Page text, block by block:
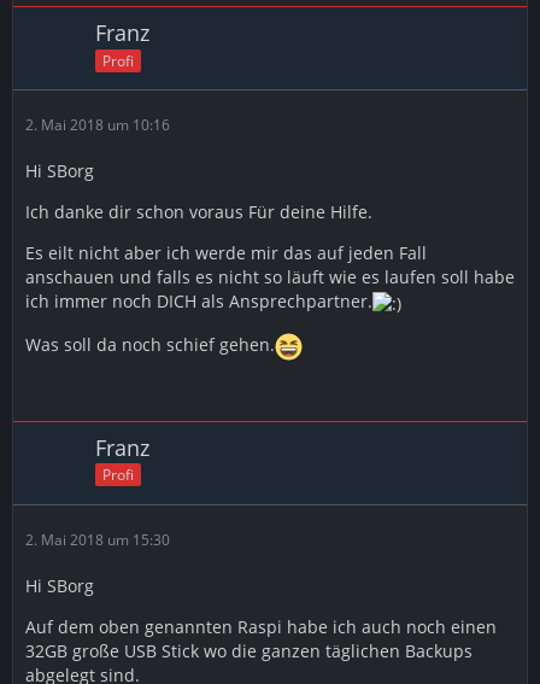
Franz
Profi
2. Mai 2018 um 10:16
Hi SBorg
Ich danke dir schon voraus Für deine Hilfe.
Es eilt nicht aber ich werde mir das auf jeden Fall
anschauen und falls es nicht so läuft wie es laufen soll habe
ich immer noch DICH als Ansprechpartner.
Was soll da noch schief gehen.
Franz
Profi
2. Mai 2018 um 15:30
Hi SBorg
Auf dem oben genannten Raspi habe ich auch noch einen
32GB große USB Stick wo die ganzen täglichen Backups
abgelegt sind.